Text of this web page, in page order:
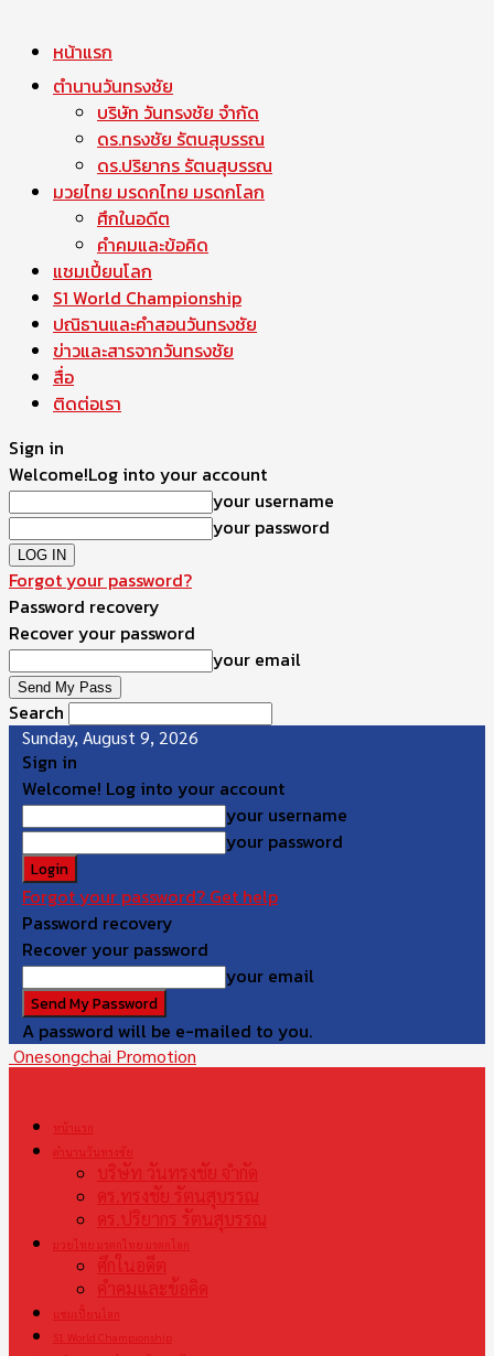
หน้าแรก
ตำนานวันทรงชัย
บริษัท วันทรงชัย จำกัด
ดร.ทรงชัย รัตนสุบรรณ
ดร.ปริยากร รัตนสุบรรณ
มวยไทย มรดกไทย มรดกโลก
ศึกในอดีต
คำคมและข้อคิด
แชมเปี้ยนโลก
S1 World Championship
ปณิธานและคำสอนวันทรงชัย
ข่าวและสารจากวันทรงชัย
สื่อ
ติดต่อเรา
Sign in
Welcome!Log into your account
your username
your password
Forgot your password?
Password recovery
Recover your password
your email
Search
Sunday, August 9, 2026
Sign in
Welcome! Log into your account
your username
your password
Forgot your password? Get help
Password recovery
Recover your password
your email
A password will be e-mailed to you.
Onesongchai Promotion
หน้าแรก
ตำนานวันทรงชัย
บริษัท วันทรงชัย จำกัด
ดร.ทรงชัย รัตนสุบรรณ
ดร.ปริยากร รัตนสุบรรณ
มวยไทย มรดกไทย มรดกโลก
ศึกในอดีต
คำคมและข้อคิด
แชมเปี้ยนโลก
S1 World Championship